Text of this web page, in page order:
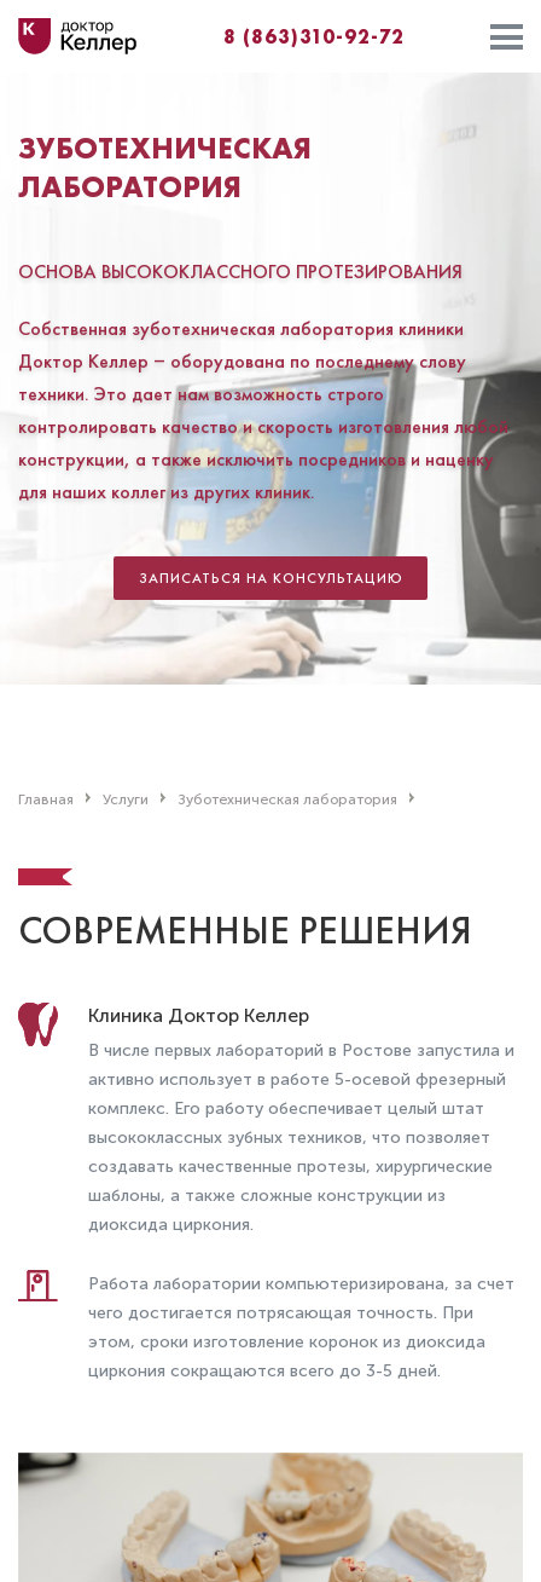
8 (863)310-92-72
ЗУБОТЕХНИЧЕСКАЯ
ЛАБОРАТОРИЯ
ОСНОВА ВЫСОКОКЛАССНОГО ПРОТЕЗИРОВАНИЯ
Собственная зуботехническая лаборатория клиники
Доктор Келлер ‒ оборудована по последнему слову
техники. Это дает нам возможность строго
контролировать качество и скорость изготовления любой
конструкции, а также исключить посредников и наценку
для наших коллег из других клиник.
ЗАПИСАТЬСЯ НА КОНСУЛЬТАЦИЮ
Главная Услуги Зуботехническая лаборатория
СОВРЕМЕННЫЕ РЕШЕНИЯ
Клиника Доктор Келлер
В числе первых лабораторий в Ростове запустила и
активно использует в работе 5-осевой фрезерный
комплекс. Его работу обеспечивает целый штат
высококлассных зубных техников, что позволяет
создавать качественные протезы, хирургические
шаблоны, а также сложные конструкции из
диоксида циркония.
Работа лаборатории компьютеризирована, за счет
чего достигается потрясающая точность. При
этом, сроки изготовление коронок из диоксида
циркония сокращаются всего до 3-5 дней.